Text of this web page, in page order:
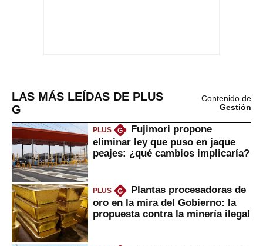
LAS MÁS LEÍDAS DE PLUS
G
Contenido de
Gestión
PLUS G
Fujimori propone
eliminar ley que puso en jaque
peajes: ¿qué cambios implicaría?
PLUS G
Plantas procesadoras de
oro en la mira del Gobierno: la
propuesta contra la minería ilegal